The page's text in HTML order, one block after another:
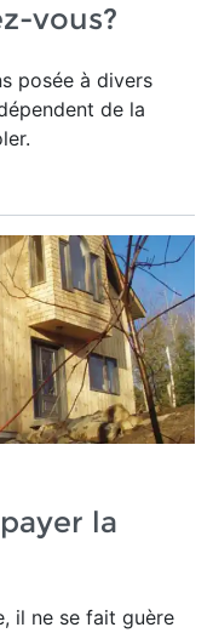
vous?
posée à divers
de la
la
il ne se fait guère